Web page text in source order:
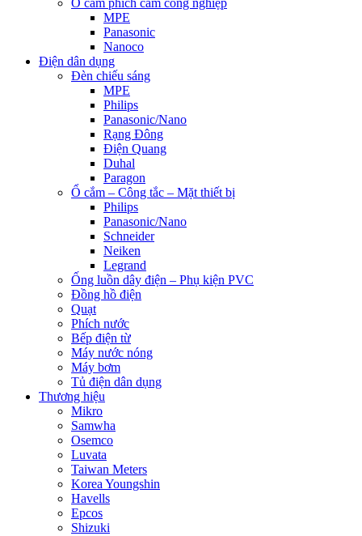
Ổ cắm phích cắm công nghiệp
MPE
Panasonic
Nanoco
Điện dân dụng
Đèn chiếu sáng
MPE
Philips
Panasonic/Nano
Rạng Đông
Điện Quang
Duhal
Paragon
Ổ cắm – Công tắc – Mặt thiết bị
Philips
Panasonic/Nano
Schneider
Neiken
Legrand
Ống luồn dây điện – Phụ kiện PVC
Đồng hồ điện
Quạt
Phích nước
Bếp điện từ
Máy nước nóng
Máy bơm
Tủ điện dân dụng
Thương hiệu
Mikro
Samwha
Osemco
Luvata
Taiwan Meters
Korea Youngshin
Havells
Epcos
Shizuki